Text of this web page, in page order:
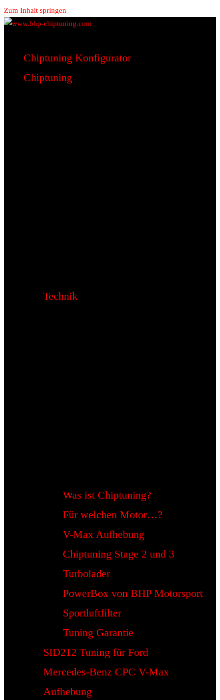
Zum Inhalt springen
www.bhp-chiptuning.com
BHP Motorsport
Chiptuning Konfigurator
Chiptuning
Technik
Was ist Chiptuning?
Für welchen Motor…?
V-Max Aufhebung
Chiptuning Stage 2 und 3
Turbolader
PowerBox von BHP Motorsport
Sportluftfilter
Tuning Garantie
SID212 Tuning für Ford
Mercedes-Benz CPC V-Max
Aufhebung